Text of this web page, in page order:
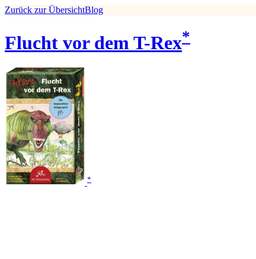
Zurück zur ÜbersichtBlog
Flucht vor dem T-Rex*
*